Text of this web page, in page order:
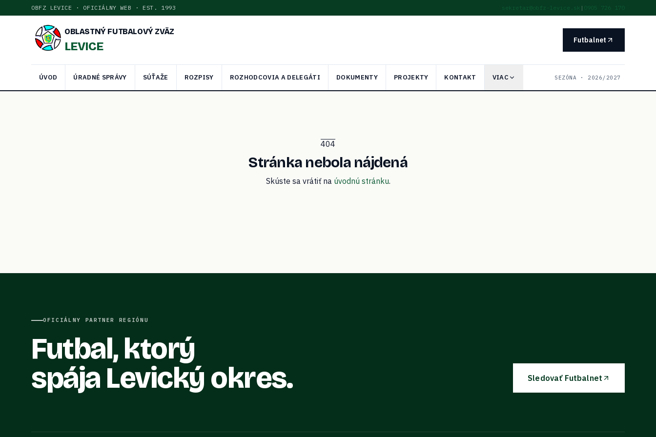
OBFZ LEVICE · OFICIÁLNY WEB · EST. 1993 sekretar@obfz-levice.sk | 0905 726 170
OBLASTNÝ FUTBALOVÝ ZVÄZ
LEVICE Futbalnet
ÚVOD ÚRADNÉ SPRÁVY SÚŤAŽE ROZPISY ROZHODCOVIA A DELEGÁTI DOKUMENTY PROJEKTY KONTAKT VIAC SEZÓNA · 2026/2027
404
Stránka nebola nájdená
Skúste sa vrátiť na úvodnú stránku.
OFICIÁLNY PARTNER REGIÓNU
Futbal, ktorý
spája Levický okres.
Sledovať Futbalnet